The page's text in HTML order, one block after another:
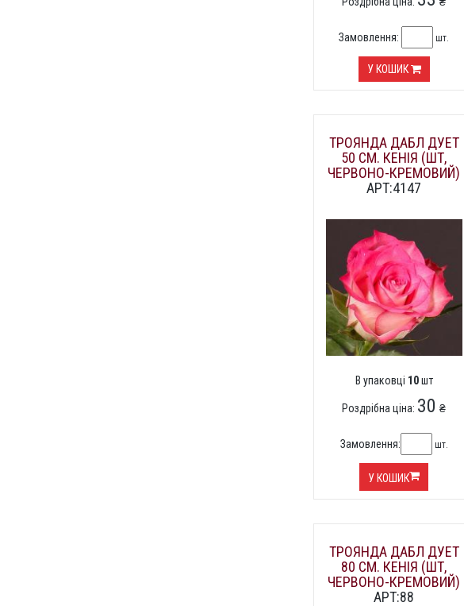
Замовлення: шт.
У КОШИК
ТРОЯНДА ДАБЛ ДУЕТ
50 СМ. КЕНІЯ (ШТ,
ЧЕРВОНО-КРЕМОВИЙ)
АРТ:4147
В упаковці 10шт
Роздрібна ціна: 30 ₴
Замовлення: шт.
У КОШИК
ТРОЯНДА ДАБЛ ДУЕТ
80 СМ. КЕНІЯ (ШТ,
ЧЕРВОНО-КРЕМОВИЙ)
АРТ:88